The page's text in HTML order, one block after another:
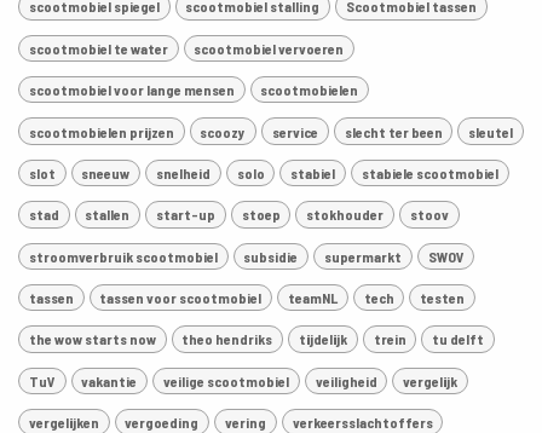
scootmobiel spiegel scootmobiel stalling Scootmobiel tassen
scootmobiel te water scootmobiel vervoeren
scootmobiel voor lange mensen scootmobielen
scootmobielen prijzen scoozy service slecht ter been sleutel
slot sneeuw snelheid solo stabiel stabiele scootmobiel
stad stallen start-up stoep stokhouder stoov
stroomverbruik scootmobiel subsidie supermarkt SWOV
tassen tassen voor scootmobiel teamNL tech testen
the wow starts now theo hendriks tijdelijk trein tu delft
TuV vakantie veilige scootmobiel veiligheid vergelijk
vergelijken vergoeding vering verkeersslachtoffers